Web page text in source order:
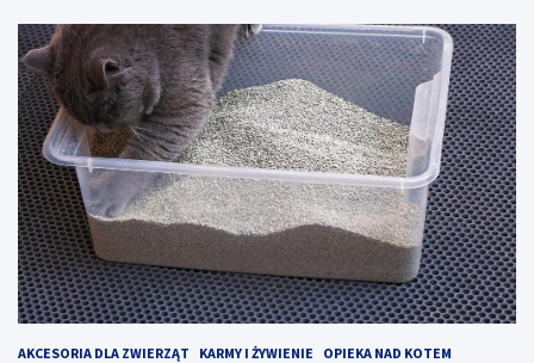
AKCESORIA DLA ZWIERZĄT KARMY I ŻYWIENIE
OPIEKA NAD KOTEM